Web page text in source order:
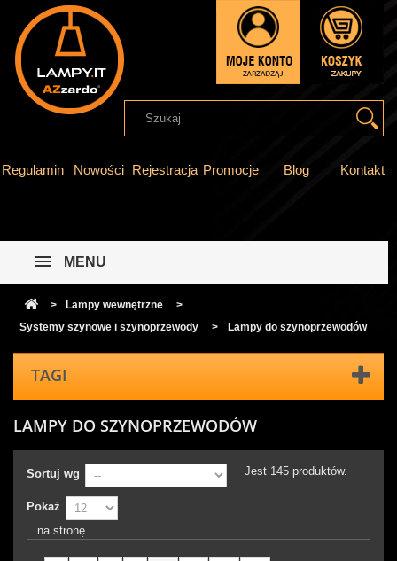
Regulamin Nowości Rejestracja Promocje Blog Kontakt
MENU
> Lampy wewnętrzne
>
Systemy szynowe i szynoprzewody
> Lampy do szynoprzewodów
TAGI
LAMPY DO SZYNOPRZEWODÓW
Sortuj wg
Pokaż
na stronę
Jest 145 produktów.